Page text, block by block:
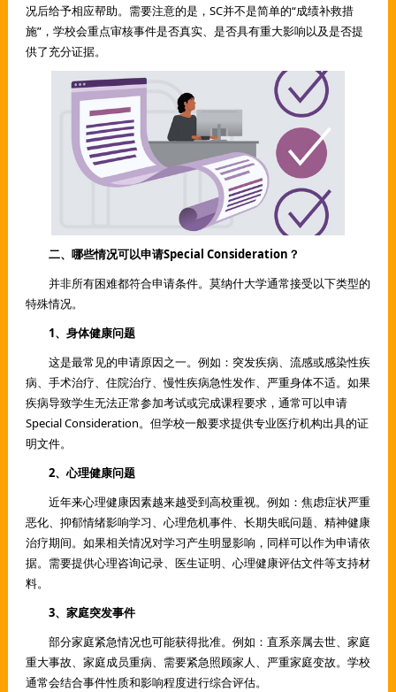
况后给予相应帮助。需要注意的是，SC并不是简单的“成绩补救措
施”，学校会重点审核事件是否真实、是否具有重大影响以及是否提
供了充分证据。
二、哪些情况可以申请Special Consideration？
并非所有困难都符合申请条件。莫纳什大学通常接受以下类型的
特殊情况。
1、身体健康问题
这是最常见的申请原因之一。例如：突发疾病、流感或感染性疾
病、手术治疗、住院治疗、慢性疾病急性发作、严重身体不适。如果
疾病导致学生无法正常参加考试或完成课程要求，通常可以申请
Special Consideration。但学校一般要求提供专业医疗机构出具的证
明文件。
2、心理健康问题
近年来心理健康因素越来越受到高校重视。例如：焦虑症状严重
恶化、抑郁情绪影响学习、心理危机事件、长期失眠问题、精神健康
治疗期间。如果相关情况对学习产生明显影响，同样可以作为申请依
据。需要提供心理咨询记录、医生证明、心理健康评估文件等支持材
料。
3、家庭突发事件
部分家庭紧急情况也可能获得批准。例如：直系亲属去世、家庭
重大事故、家庭成员重病、需要紧急照顾家人、严重家庭变故。学校
通常会结合事件性质和影响程度进行综合评估。